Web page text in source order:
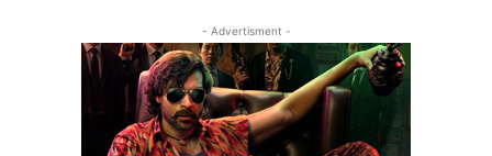
- Advertisment -